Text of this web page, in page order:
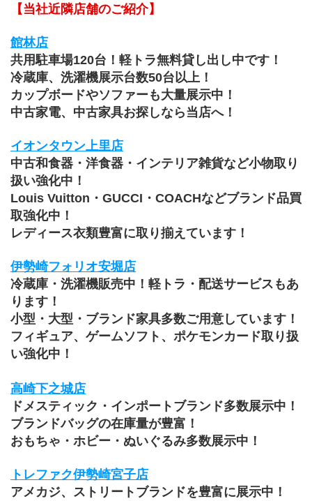
【当社近隣店舗のご紹介】
館林店
共用駐車場120台！軽トラ無料貸し出し中です！
冷蔵庫、洗濯機展示台数50台以上！
カップボードやソファーも大量展示中！
中古家電、中古家具お探しなら当店へ！
イオンタウン上里店
中古和食器・洋食器・インテリア雑貨など小物取り
扱い強化中！
Louis Vuitton・GUCCI・COACHなどブランド品買
取強化中！
レディース衣類豊富に取り揃えています！
伊勢崎フォリオ安堀店
冷蔵庫・洗濯機販売中！軽トラ・配送サービスもあ
ります！
小型・大型・ブランド家具多数ご用意しています！
フィギュア、ゲームソフト、ポケモンカード取り扱
い強化中！
高崎下之城店
ドメスティック・インポートブランド多数展示中！
ブランドバッグの在庫量が豊富！
おもちゃ・ホビー・ぬいぐるみ多数展示中！
トレファク伊勢崎宮子店
アメカジ、ストリートブランドを豊富に展示中！